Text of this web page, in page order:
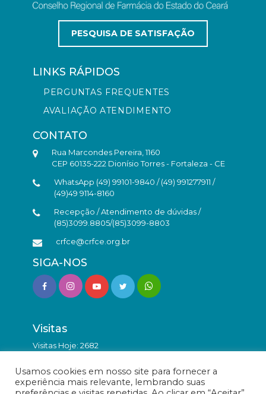
PESQUISA DE SATISFAÇÃO
LINKS RÁPIDOS
PERGUNTAS FREQUENTES
AVALIAÇÃO ATENDIMENTO
CONTATO
Rua Marcondes Pereira, 1160
CEP 60135-222 Dionísio Torres - Fortaleza - CE
WhatsApp (49) 99101-9840 / (49) 991277911 /
(49)49 9114-8160
Recepção / Atendimento de dúvidas /
(85)3099.8805/(85)3099-8803
crfce@crfce.org.br
SIGA-NOS
Visitas
Visitas Hoje: 2682
Usamos cookies em nosso site para fornecer a
experiência mais relevante, lembrando suas